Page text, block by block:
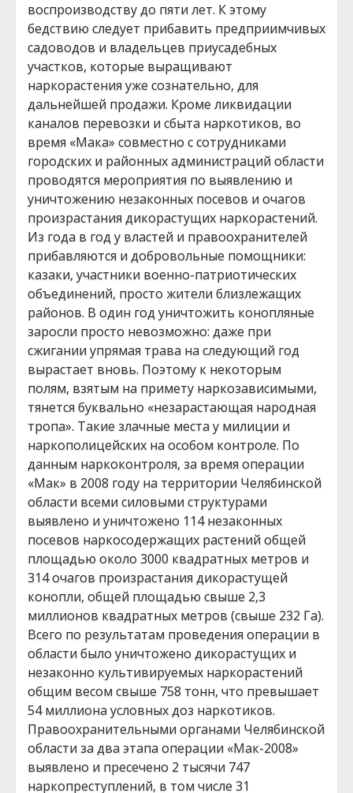
воспроизводству до пяти лет. К этому
бедствию следует прибавить предприимчивых
садоводов и владельцев приусадебных
участков, которые выращивают
наркорастения уже сознательно, для
дальнейшей продажи. Кроме ликвидации
каналов перевозки и сбыта наркотиков, во
время «Мака» совместно с сотрудниками
городских и районных администраций области
проводятся мероприятия по выявлению и
уничтожению незаконных посевов и очагов
произрастания дикорастущих наркорастений.
Из года в год у властей и правоохранителей
прибавляются и добровольные помощники:
казаки, участники военно-патриотических
объединений, просто жители близлежащих
районов. В один год уничтожить конопляные
заросли просто невозможно: даже при
сжигании упрямая трава на следующий год
вырастает вновь. Поэтому к некоторым
полям, взятым на примету наркозависимыми,
тянется буквально «незарастающая народная
тропа». Такие злачные места у милиции и
наркополицейских на особом контроле. По
данным наркоконтроля, за время операции
«Мак» в 2008 году на территории Челябинской
области всеми силовыми структурами
выявлено и уничтожено 114 незаконных
посевов наркосодержащих растений общей
площадью около 3000 квадратных метров и
314 очагов произрастания дикорастущей
конопли, общей площадью свыше 2,3
миллионов квадратных метров (свыше 232 Га).
Всего по результатам проведения операции в
области было уничтожено дикорастущих и
незаконно культивируемых наркорастений
общим весом свыше 758 тонн, что превышает
54 миллиона условных доз наркотиков.
Правоохранительными органами Челябинской
области за два этапа операции «Мак-2008»
выявлено и пресечено 2 тысячи 747
наркопреступлений, в том числе 31